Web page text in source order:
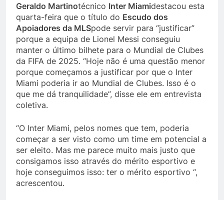
Geraldo Martinotécnico Inter Miamidestacou esta
quarta-feira que o título do Escudo dos
Apoiadores da MLSpode servir para “justificar”
porque a equipa de Lionel Messi conseguiu
manter o último bilhete para o Mundial de Clubes
da FIFA de 2025. “Hoje não é uma questão menor
porque começamos a justificar por que o Inter
Miami poderia ir ao Mundial de Clubes. Isso é o
que me dá tranquilidade”, disse ele em entrevista
coletiva.
“O Inter Miami, pelos nomes que tem, poderia
começar a ser visto como um time em potencial a
ser eleito. Mas me parece muito mais justo que
consigamos isso através do mérito esportivo e
hoje conseguimos isso: ter o mérito esportivo “,
acrescentou.